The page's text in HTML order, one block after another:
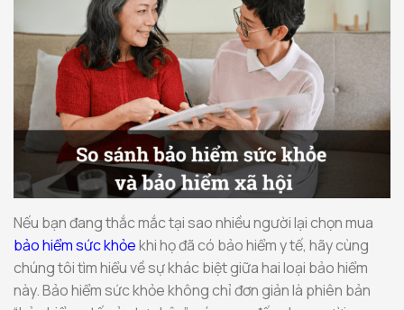
Nếu bạn đang thắc mắc tại sao nhiều người lại chọn mua
bảo hiểm sức khỏekhi họ đã có bảo hiểm y tế, hãy cùng
chúng tôi tìm hiểu về sự khác biệt giữa hai loại bảo hiểm
này. Bảo hiểm sức khỏe không chỉ đơn giản là phiên bản